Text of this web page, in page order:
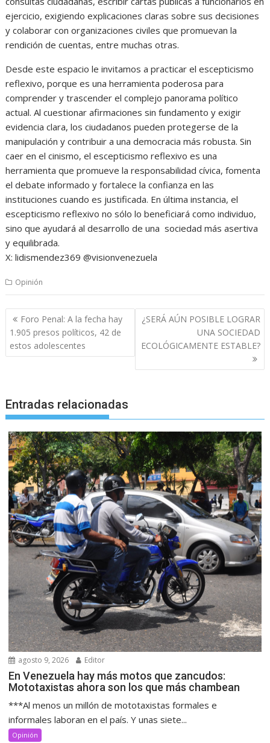
ejercicio, exigiendo explicaciones claras sobre sus decisiones
y colaborar con organizaciones civiles que promuevan la
rendición de cuentas, entre muchas otras.
Desde este espacio le invitamos a practicar el escepticismo
reflexivo, porque es una herramienta poderosa para
comprender y trascender el complejo panorama político
actual. Al cuestionar afirmaciones sin fundamento y exigir
evidencia clara, los ciudadanos pueden protegerse de la
manipulación y contribuir a una democracia más robusta. Sin
caer en el cinismo, el escepticismo reflexivo es una
herramienta que promueve la responsabilidad cívica, fomenta
el debate informado y fortalece la confianza en las
instituciones cuando es justificada. En última instancia, el
escepticismo reflexivo no sólo lo beneficiará como individuo,
sino que ayudará al desarrollo de una sociedad más asertiva
y equilibrada.
X: lidismendez369 @visionvenezuela
Opinión
Navegación
de
entradas
Foro Penal: A la fecha hay
1.905 presos políticos, 42 de
estos adolescentes
¿SERÁ AÚN POSIBLE LOGRAR
UNA SOCIEDAD
ECOLÓGICAMENTE ESTABLE?
Entradas relacionadas
agosto 9, 2026 Editor
En Venezuela hay más motos que zancudos:
Mototaxistas ahora son los que más chambean
***Al menos un millón de mototaxistas formales e
informales laboran en el país. Y unas siete...
Opinión